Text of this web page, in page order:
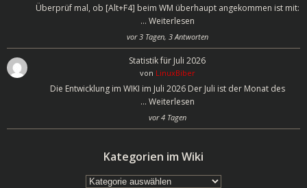
Überprüf mal, ob [Alt+F4] beim WM überhaupt angekommen ist mit:
… Weiterlesen
vor 3 Tagen, 3 Antworten
Statistik für Juli 2026
von LinuxBiber
Die Entwicklung im WIKI im Juli 2026 Der Juli ist der Monat des
… Weiterlesen
vor 4 Tagen
Kategorien im Wiki
Kategorien